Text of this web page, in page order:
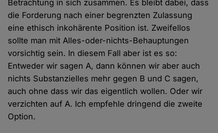
Betrachtung in sich zusammen. Es bleibt dabei, dass
die Forderung nach einer begrenzten Zulassung
eine ethisch inkohärente Position ist. Zweifellos
sollte man mit Alles-oder-nichts-Behauptungen
vorsichtig sein. In diesem Fall aber ist es so:
Entweder wir sagen A, dann können wir aber auch
nichts Substanzielles mehr gegen B und C sagen,
auch ohne dass wir das eigentlich wollen. Oder wir
verzichten auf A. Ich empfehle dringend die zweite
Option.